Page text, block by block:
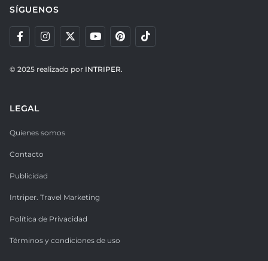
SÍGUENOS
© 2025 realizado por INTRIPER.
LEGAL
Quienes somos
Contacto
Publicidad
Intriper. Travel Marketing
Política de Privacidad
Términos y condiciones de uso